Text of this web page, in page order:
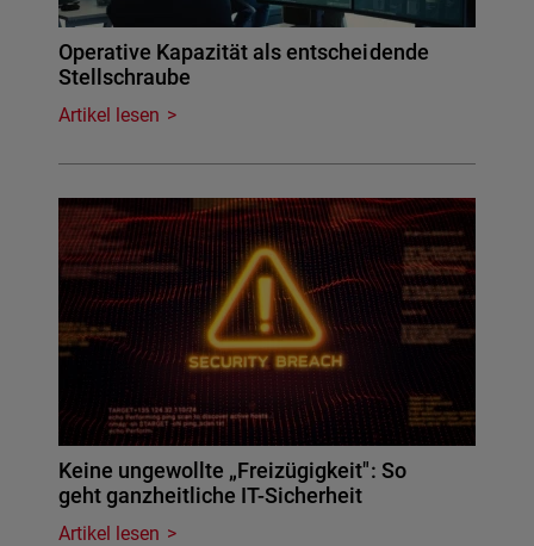
Operative Kapazität als entscheidende
Stellschraube
Artikel lesen
Keine ungewollte „Freizügigkeit": So
geht ganzheitliche IT-Sicherheit
Artikel lesen